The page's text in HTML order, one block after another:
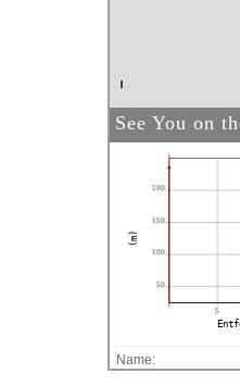
See You on
50
100
150
200
5
(m)
Name: